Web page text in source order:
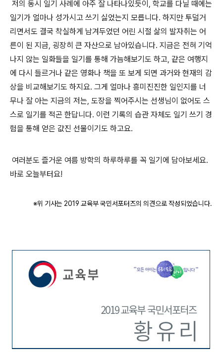
저의 동시 일기 사례에 아주 잘 나타나있듯이, 학교를 다닐 때에는
일기가 얼마나 성가시고 쓰기 싫었는지 모릅니다. 하지만 투덜거
리면서도 결국 착실하게 남겨두었던 어린 시절 삶의 발자취는 어
른이 된 지금, 굉장히 큰 자산으로 남아있습니다. 지금은 전혀 기억
나지 않는 일화들을 일기를 통해 가늠해보기도 하고, 같은 여행지
에 다시 들르거나 같은 영화나 책을 또 보게 되면 과거와 현재의 감
상을 비교해보기도 하지요. 그게 얼마나 흥미진진한 일인지를 너
무나 잘 아는 지금의 저는, 도장을 찍어주시는 선생님이 없어도 스
스로 일기를 적곤 한답니다. 이런 기록의 습관 자체도 일기 쓰기 경
험을 통해 얻은 값진 선물이기도 하고요.
여러분도 즐거운 여름 방학의 하루하루를 꼭 일기에 담아보세요.
바로 오늘부터요!
※위 기사는 2019 교육부 국민서포터즈의 의견으로 작성되었습니다.